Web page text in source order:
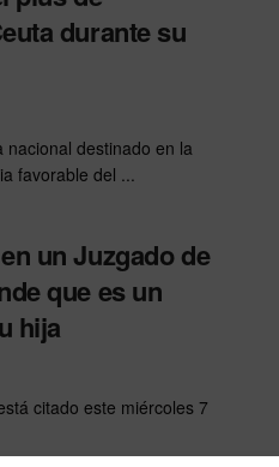
durante su
destinado en la
favorable del ...
un Juzgado de
que es un
hija
citado este miércoles 7